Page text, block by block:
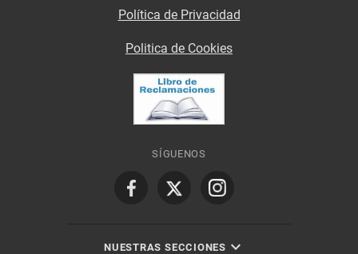
Política de Privacidad
Politica de Cookies
SÍGUENOS
NUESTRAS SECCIONES